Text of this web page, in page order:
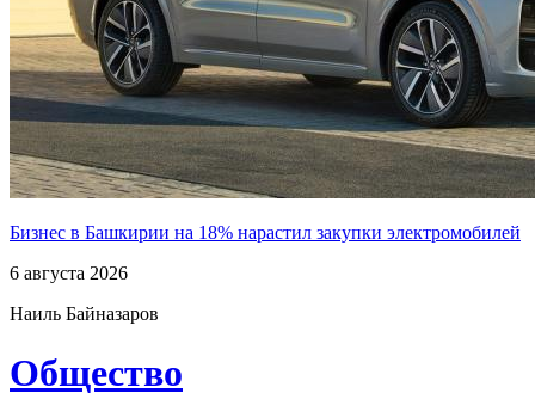
Бизнес в Башкирии на 18% нарастил закупки электромобилей
6 августа 2026
Наиль Байназаров
Общество